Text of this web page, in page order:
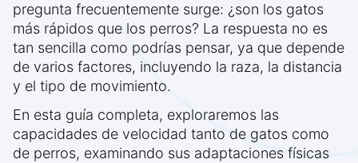
pregunta frecuentemente surge: ¿son los gatos
más rápidos que los perros? La respuesta no es
tan sencilla como podrías pensar, ya que depende
de varios factores, incluyendo la raza, la distancia
y el tipo de movimiento.
En esta guía completa, exploraremos las
capacidades de velocidad tanto de gatos como
de perros, examinando sus adaptaciones físicas